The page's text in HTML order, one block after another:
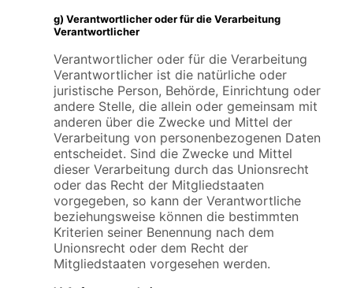
g) Verantwortlicher oder für die Verarbeitung
Verantwortlicher
Verantwortlicher oder für die Verarbeitung
Verantwortlicher ist die natürliche oder
juristische Person, Behörde, Einrichtung oder
andere Stelle, die allein oder gemeinsam mit
anderen über die Zwecke und Mittel der
Verarbeitung von personenbezogenen Daten
entscheidet. Sind die Zwecke und Mittel
dieser Verarbeitung durch das Unionsrecht
oder das Recht der Mitgliedstaaten
vorgegeben, so kann der Verantwortliche
beziehungsweise können die bestimmten
Kriterien seiner Benennung nach dem
Unionsrecht oder dem Recht der
Mitgliedstaaten vorgesehen werden.